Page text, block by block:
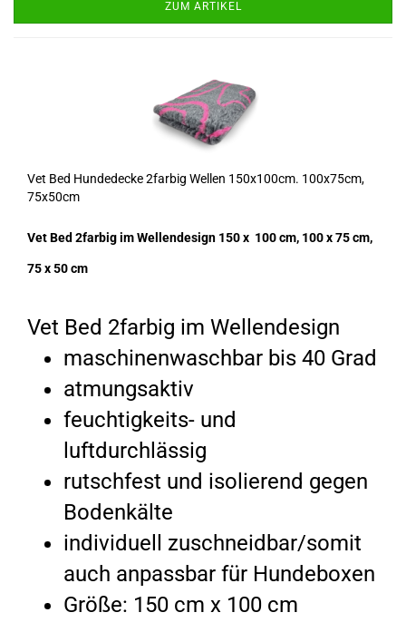
ZUM ARTIKEL
Vet Bed Hundedecke 2farbig Wellen 150x100cm. 100x75cm,
75x50cm
Vet Bed 2farbig im Wellendesign 150 x 100 cm, 100 x 75 cm,
75 x 50 cm
Vet Bed 2farbig im Wellendesign
maschinenwaschbar bis 40 Grad
atmungsaktiv
feuchtigkeits- und
luftdurchlässig
rutschfest und isolierend gegen
Bodenkälte
individuell zuschneidbar/somit
auch anpassbar für Hundeboxen
Größe: 150 cm x 100 cm